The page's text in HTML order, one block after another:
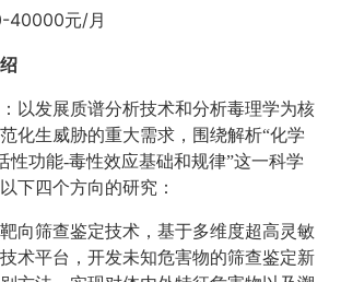
40000元/月
： 以发展质谱分析技术和分析毒理学为核
化生威胁的重大需求，围绕解析“化学
性功能-毒性效应基础和规律”这一科学
下四个方向的研究：
向筛查鉴定技术，基于多维度超高灵敏
术平台，开发未知危害物的筛查鉴定新